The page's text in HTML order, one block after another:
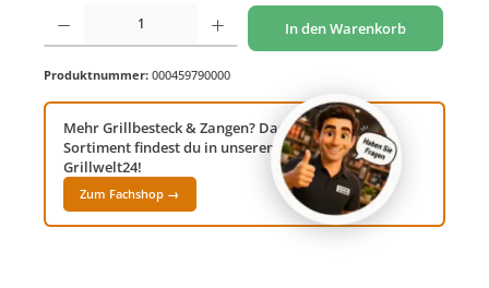
Produkt Anzahl: Gib den gewünschten Wert ein oder benutze die Schaltflächen um
In den Warenkorb
Produktnummer: 000459790000
Mehr Grillbesteck & Zangen? Das komplette
Sortiment findest du in unserem Fachshop
Grillwelt24!
Zum Fachshop →